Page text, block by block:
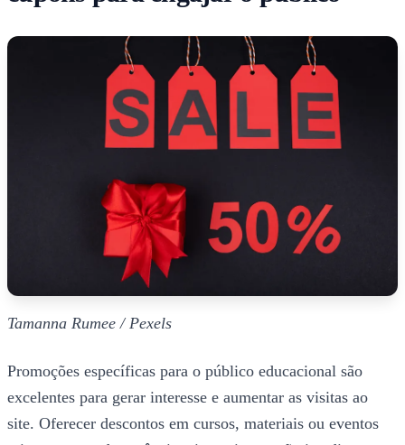
Tamanna Rumee / Pexels
Promoções específicas para o público educacional são
excelentes para gerar interesse e aumentar as visitas ao
site. Oferecer descontos em cursos, materiais ou eventos